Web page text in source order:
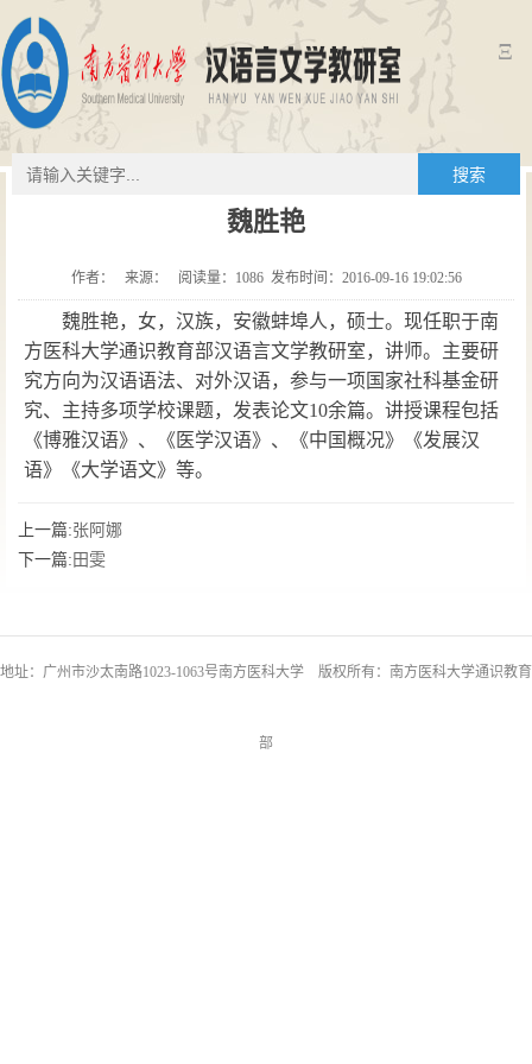
Ξ
搜索
魏胜艳
作者： 来源： 阅读量： 1086发布时间：2016-09-16 19:02:56
魏胜艳，女，汉族，安徽蚌埠人，硕士。现任职于南
方医科大学通识教育部汉语言文学教研室，讲师。主要研
究方向为汉语语法、对外汉语，参与一项国家社科基金研
究、主持多项学校课题，发表论文10余篇。讲授课程包括
《博雅汉语》、《医学汉语》、《中国概况》《发展汉
语》《大学语文》等。
上一篇:张阿娜
下一篇: 田雯
地址：广州市沙太南路1023-1063号南方医科大学 版权所有：南方医科大学通识教育
部